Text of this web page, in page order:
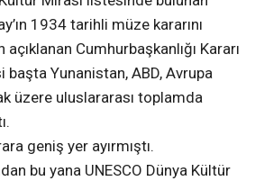
1934 tarihli müze kararını
açıklanan Cumhurbaşkanlığı Kararı
Yunanistan, ABD, Avrupa
üzere uluslararası toplamda
geniş yer ayırmıştı.
bu yana UNESCO Dünya Kültür